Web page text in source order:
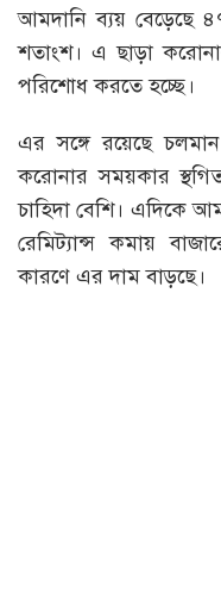
আমদানি ব্যয় বেড়েছে
শতাংশ। এ ছাড়া
পরিশোধ করতে হচ্ছে।
এর সঙ্গে রয়েছে
করোনার সময়কার
চাহিদা বেশি। এদিকে
রেমিট্যান্স কমায়
কারণে এর দাম বাড়ছে।